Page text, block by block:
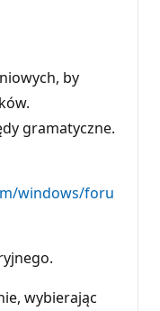
by
gramatyczne.
windows/foru
wybierając